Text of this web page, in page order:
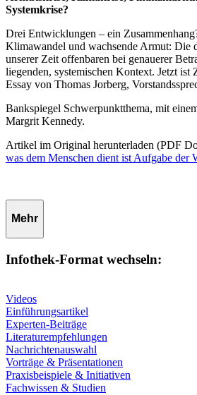
Systemkrise?
Drei Entwicklungen – ein
Klimawandel und wachsende Armut: Die
unserer Zeit offenbaren bei genauerer
liegenden, systemischen Kontext. Jetzt ist
Essay von Thomas Jorberg,
Bankspiegel Schwerpunktthema, mit
Margrit Kennedy.
Artikel im Original herunterladen (PDF
was dem Menschen dient ist Aufgabe der
Mehr
Infothek-Format wechseln:
Videos
Einführungsartikel
Experten-Beiträge
Literaturempfehlungen
Nachrichtenauswahl
Vorträge & Präsentationen
Praxisbeispiele & Initiativen
Fachwissen & Studien